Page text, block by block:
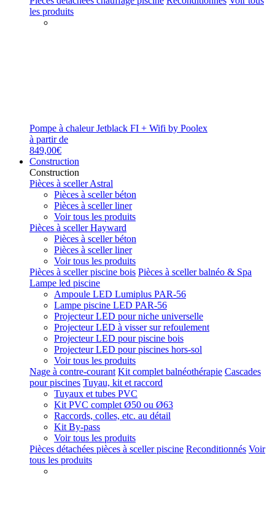
les produits
Pompe à chaleur Jetblack FI + Wifi by Poolex
à partir de
849,00€
Construction
Construction
Pièces à sceller Astral
Pièces à sceller béton
Pièces à sceller liner
Voir tous les produits
Pièces à sceller Hayward
Pièces à sceller béton
Pièces à sceller liner
Voir tous les produits
Pièces à sceller piscine bois Pièces à sceller balnéo & Spa
Lampe led piscine
Ampoule LED Lumiplus PAR-56
Lampe piscine LED PAR-56
Projecteur LED pour niche universelle
Projecteur LED à visser sur refoulement
Projecteur LED pour piscine bois
Projecteur LED pour piscines hors-sol
Voir tous les produits
Nage à contre-courant Kit complet balnéothérapie Cascades
pour piscines Tuyau, kit et raccord
Tuyaux et tubes PVC
Kit PVC complet Ø50 ou Ø63
Raccords, colles, etc. au détail
Kit By-pass
Voir tous les produits
Pièces détachées pièces à sceller piscine Reconditionnés Voir
tous les produits